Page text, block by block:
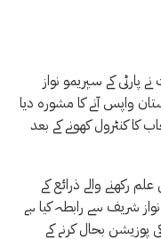
کے سپریمو نواز
واپس آنے کا مشورہ دیا
کا کنٹرول کھونے کے بعد
رکھنے والے ذرائع کے
شریف سے رابطہ کیا ہے
بحال کرنے کے